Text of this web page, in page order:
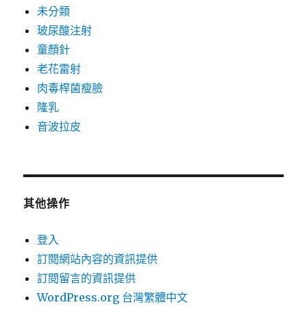
未分類
玻尿酸注射
童顏針
老花雷射
肉毒桿菌瘦臉
隆乳
音波拉皮
其他操作
登入
訂閱網站內容的資訊提供
訂閱留言的資訊提供
WordPress.org 台灣繁體中文